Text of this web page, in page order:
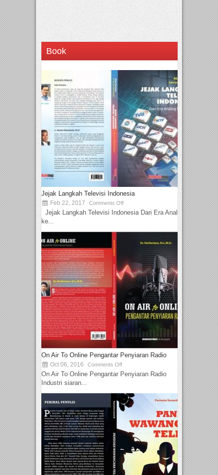
Book
Jejak Langkah Televisi Indonesia
Feb 22, 2017 Comments Off
Jejak Langkah Televisi Indonesia Dari Era Analog
ke...
On Air To Online Pengantar Penyiaran Radio
Oct 06, 2016 Comments Off
On Air To Online Pengantar Penyiaran Radio
Industri siaran...